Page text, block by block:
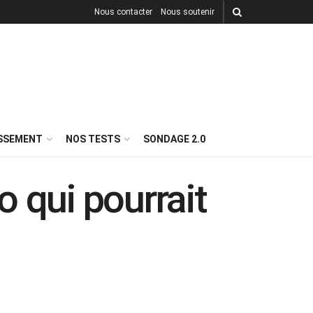
Nous contacter Nous soutenir
NOS TESTS SONDAGE 2.0
qui pourrait